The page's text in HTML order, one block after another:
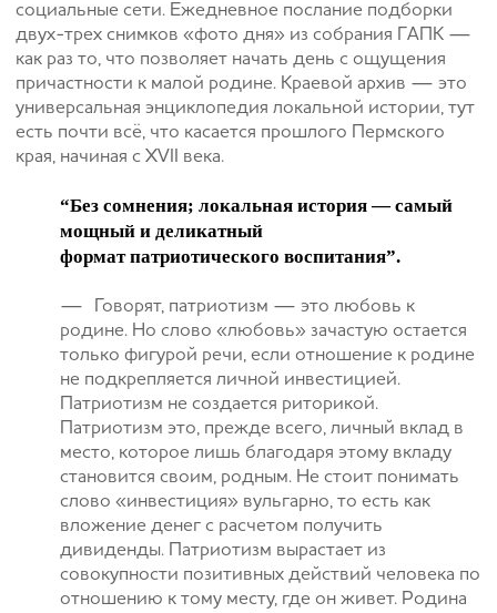
социальные сети. Ежедневное послание подборки
двух-трех снимков «фото дня» из собрания ГАПК —
как раз то, что позволяет начать день с ощущения
причастности к малой родине. Краевой архив — это
универсальная энциклопедия локальной истории, тут
есть почти всё, что касается прошлого Пермского
края, начиная с XVII века.
“Без сомнения; локальная история — самый
мощный и деликатный
формат патриотического воспитания”.
— Говорят, патриотизм — это любовь к
родине. Но слово «любовь» зачастую остается
только фигурой речи, если отношение к родине
не подкрепляется личной инвестицией.
Патриотизм не создается риторикой.
Патриотизм это, прежде всего, личный вклад в
место, которое лишь благодаря этому вкладу
становится своим, родным. Не стоит понимать
слово «инвестиция» вульгарно, то есть как
вложение денег с расчетом получить
дивиденды. Патриотизм вырастает из
совокупности позитивных действий человека по
отношению к тому месту, где он живет. Родина